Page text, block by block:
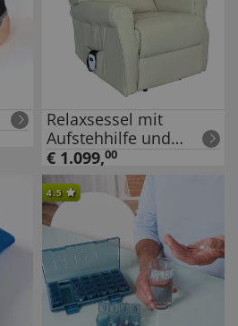
Relaxsessel mit
Aufstehhilfe und
Heizfunktion
€ 1.099,00
4.5